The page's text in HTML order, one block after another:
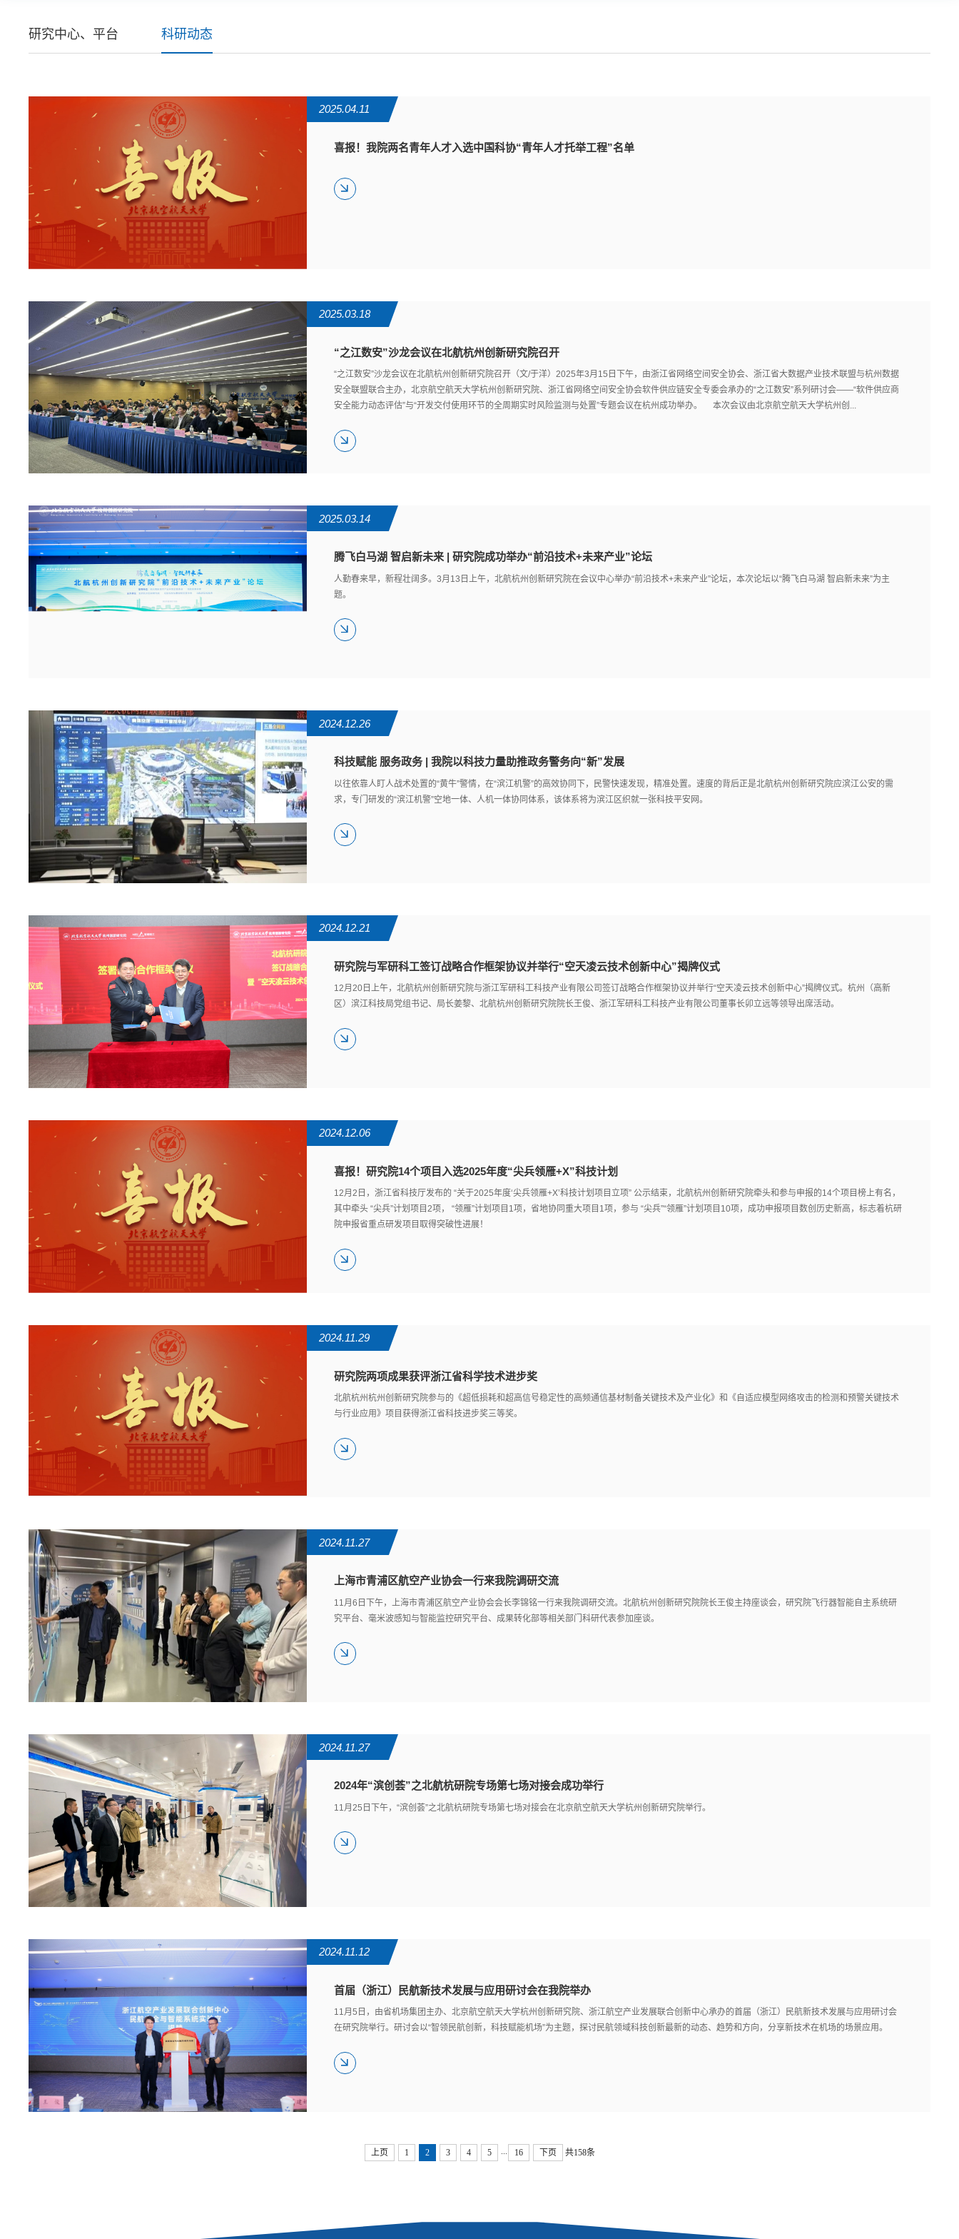
研究中心、平台 科研动态
2025.04.11
喜报！我院两名青年人才入选中国科协“青年人才托举工程”名单
2025.03.18
“之江数安”沙龙会议在北航杭州创新研究院召开
“之江数安”沙龙会议在北航杭州创新研究院召开（文/于洋）2025年3月15日下午，由浙江省网络空间安全协会、浙江省大数据产业技术联盟与杭州数据
安全联盟联合主办，北京航空航天大学杭州创新研究院、浙江省网络空间安全协会软件供应链安全专委会承办的“之江数安”系列研讨会——“软件供应商
安全能力动态评估”与“开发交付使用环节的全周期实时风险监测与处置”专题会议在杭州成功举办。 本次会议由北京航空航天大学杭州创...
2025.03.14
腾飞白马湖 智启新未来 | 研究院成功举办“前沿技术+未来产业”论坛
人勤春来早，新程壮阔多。3月13日上午，北航杭州创新研究院在会议中心举办“前沿技术+未来产业”论坛，本次论坛以“腾飞白马湖 智启新未来”为主
题。
2024.12.26
科技赋能 服务政务 | 我院以科技力量助推政务警务向“新”发展
以往依靠人盯人战术处置的“黄牛”警情，在“滨江机警”的高效协同下，民警快速发现，精准处置。速度的背后正是北航杭州创新研究院应滨江公安的需
求，专门研发的“滨江机警”空地一体、人机一体协同体系，该体系将为滨江区织就一张科技平安网。
2024.12.21
研究院与军研科工签订战略合作框架协议并举行“空天凌云技术创新中心”揭牌仪式
12月20日上午，北航杭州创新研究院与浙江军研科工科技产业有限公司签订战略合作框架协议并举行“空天凌云技术创新中心”揭牌仪式。杭州（高新
区）滨江科技局党组书记、局长姜黎、北航杭州创新研究院院长王俊、浙江军研科工科技产业有限公司董事长卯立远等领导出席活动。
2024.12.06
喜报！研究院14个项目入选2025年度“尖兵领雁+X”科技计划
12月2日，浙江省科技厅发布的 “关于2025年度‘尖兵领雁+X’科技计划项目立项” 公示结束，北航杭州创新研究院牵头和参与申报的14个项目榜上有名，
其中牵头 “尖兵”计划项目2项， “领雁”计划项目1项，省地协同重大项目1项，参与 “尖兵”“领雁”计划项目10项，成功申报项目数创历史新高，标志着杭研
院申报省重点研发项目取得突破性进展！
2024.11.29
研究院两项成果获评浙江省科学技术进步奖
北航杭州杭州创新研究院参与的《超低损耗和超高信号稳定性的高频通信基材制备关键技术及产业化》和《自适应模型网络攻击的检测和预警关键技术
与行业应用》项目获得浙江省科技进步奖三等奖。
2024.11.27
上海市青浦区航空产业协会一行来我院调研交流
11月6日下午，上海市青浦区航空产业协会会长李锦铭一行来我院调研交流。北航杭州创新研究院院长王俊主持座谈会，研究院飞行器智能自主系统研
究平台、毫米波感知与智能监控研究平台、成果转化部等相关部门科研代表参加座谈。
2024.11.27
2024年“滨创荟”之北航杭研院专场第七场对接会成功举行
11月25日下午，“滨创荟”之北航杭研院专场第七场对接会在北京航空航天大学杭州创新研究院举行。
2024.11.12
​首届（浙江）民航新技术发展与应用研讨会在我院举办
11月5日，由省机场集团主办、北京航空航天大学杭州创新研究院、浙江航空产业发展联合创新中心承办的首届（浙江）民航新技术发展与应用研讨会
在研究院举行。研讨会以“智领民航创新，科技赋能机场”为主题，探讨民航领域科技创新最新的动态、趋势和方向，分享新技术在机场的场景应用。
上页 1 2 3 4 5 ... 16 下页 共158条